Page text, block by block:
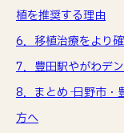
植を推奨する理由
6．移植治療をより
7．豊田駅やがわデ
8．まとめ ─ 日野市
方へ